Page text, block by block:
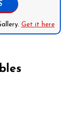
Get it here